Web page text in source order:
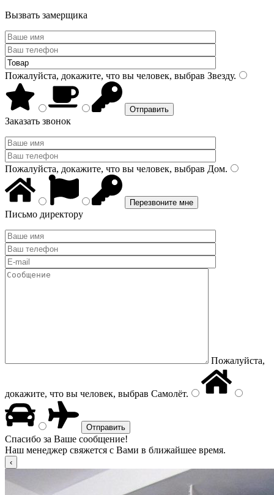
Вызвать замерщика
Пожалуйста, докажите, что вы человек, выбрав Звезду.
Заказать звонок
Пожалуйста, докажите, что вы человек, выбрав Дом.
Письмо директору
Пожалуйста,
докажите, что вы человек, выбрав Самолёт.
Спасибо за Ваше сообщение!
Наш менеджер свяжется с Вами в ближайшее время.